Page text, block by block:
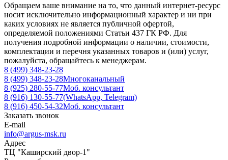
Обращаем ваше внимание на то, что данный интернет-ресурс
носит исключительно информационный характер и ни при
каких условиях не является публичной офертой,
определяемой положениями Статьи 437 ГК РФ. Для
получения подробной информации о наличии, стоимости,
комплектации и перечня указанных товаров и (или) услуг,
пожалуйста, обращайтесь к менеджерам.
8 (499) 348-23-28
8 (499) 348-23-28Многоканальный
8 (925) 280-55-77Моб. консультант
8 (916) 130-55-77(WhatsApp, Telegram)
8 (916) 450-54-32Моб. консультант
Заказать звонок
E-mail
info@argus-msk.ru
Адрес
ТЦ "Каширский двор-1"